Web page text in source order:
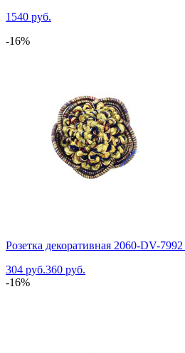
1540 руб.
-16%
Розетка декоративная 2060-DV-
304 руб.360 руб.
-16%